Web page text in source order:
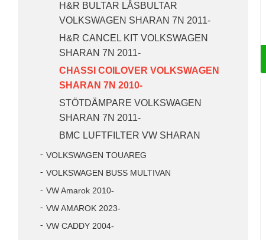
H&R BULTAR LÅSBULTAR
VOLKSWAGEN SHARAN 7N 2011-
H&R CANCEL KIT VOLKSWAGEN
SHARAN 7N 2011-
CHASSI COILOVER VOLKSWAGEN
SHARAN 7N 2010-
STÖTDÄMPARE VOLKSWAGEN
SHARAN 7N 2011-
BMC LUFTFILTER VW SHARAN
VOLKSWAGEN TOUAREG
VOLKSWAGEN BUSS MULTIVAN
VW Amarok 2010-
VW AMAROK 2023-
VW CADDY 2004-